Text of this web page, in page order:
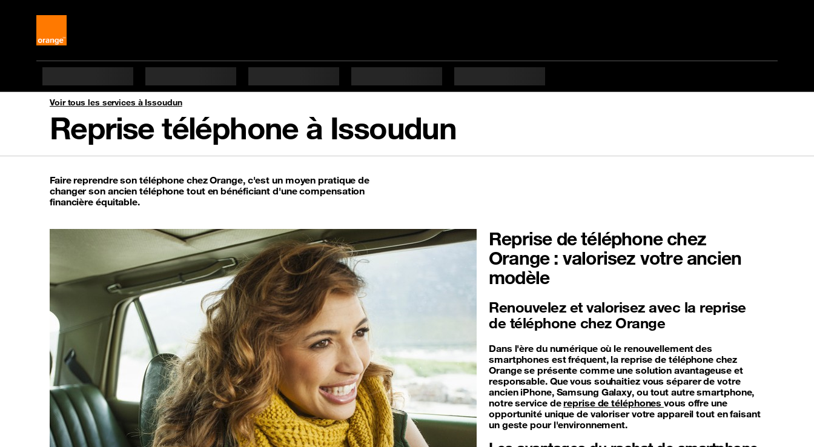
Voir tous les services à Issoudun
Reprise téléphone à Issoudun
Faire reprendre son téléphone chez Orange, c'est un moyen pratique de
changer son ancien téléphone tout en bénéficiant d'une compensation
financière équitable.
Reprise de téléphone chez
Orange : valorisez votre ancien
modèle
Renouvelez et valorisez avec la reprise
de téléphone chez Orange
Dans l'ère du numérique où le renouvellement des
smartphones est fréquent, la reprise de téléphone chez
Orange se présente comme une solution avantageuse et
responsable. Que vous souhaitiez vous séparer de votre
ancien iPhone, Samsung Galaxy, ou tout autre smartphone,
notre service dereprise de téléphonesvous offre une
opportunité unique de valoriser votre appareil tout en faisant
un geste pour l'environnement.